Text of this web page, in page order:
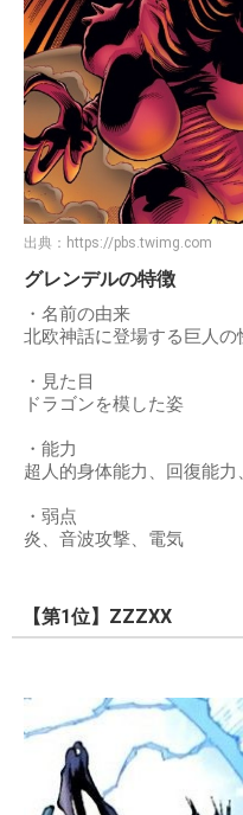
出典： https://pbs.twimg.com
グレンデルの特徴
・名前の由来
北欧神話に登場する巨人の
・見た目
ドラゴンを模した姿
・能力
超人的身体能力、回復能力
・弱点
炎、音波攻撃、電気
【第1位】ZZZXX